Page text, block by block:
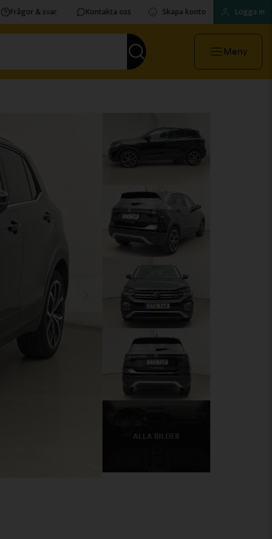
Frågor & svar Kontakta oss Skapa konto Logga in
Meny
ALLA BILDER